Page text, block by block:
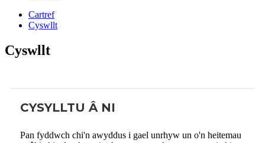
Cartref
Cyswllt
Cyswllt
CYSYLLTU Â NI
Pan fyddwch chi'n awyddus i gael unrhyw un o'n heitemau